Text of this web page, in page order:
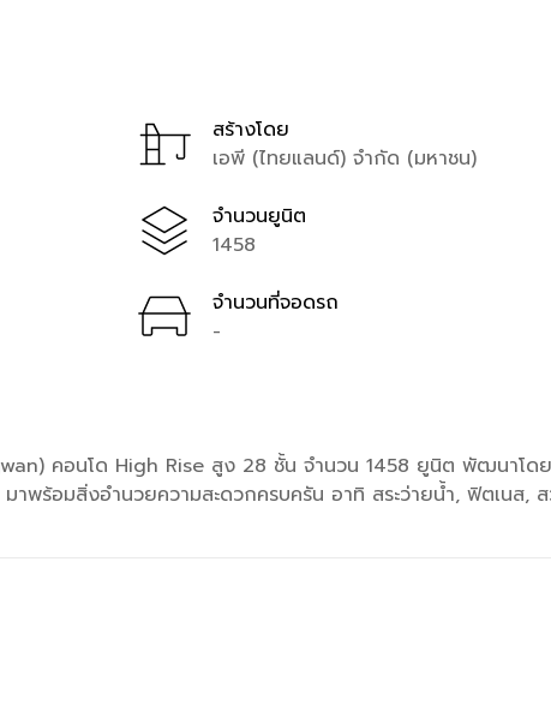
สร้างโดย
เอพี (ไทยแลนด์) จำกัด (มหาชน)
จำนวนยูนิต
1458
จำนวนที่จอดรถ
-
คอนโด High Rise สูง 28 ชั้น จำนวน 1458 ยูนิต พัฒนาโด
พร้อมสิ่งอำนวยความสะดวกครบครัน อาทิ สระว่ายน้ำ, ฟิตเนส,